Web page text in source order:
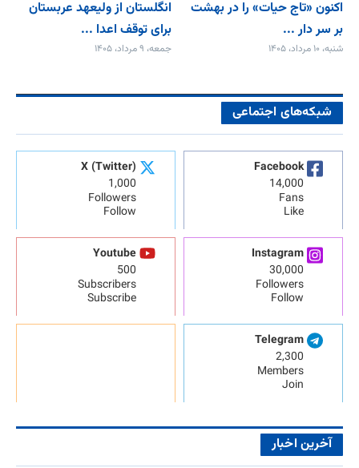
اکنون «تاج حیات» را در بهشت
بر سر دار ...
شنبه، ۱۰ مرداد، ۱۴۰۵
انگلستان از ولیعهد عربستان
برای توقف اعدا ...
جمعه، ۹ مرداد، ۱۴۰۵
شبکه‌های اجتماعی
Facebook
14,000
Fans
Like
X (Twitter)
1,000
Followers
Follow
Instagram
30,000
Followers
Follow
Youtube
500
Subscribers
Subscribe
Telegram
2,300
Members
Join
آخرین اخبار